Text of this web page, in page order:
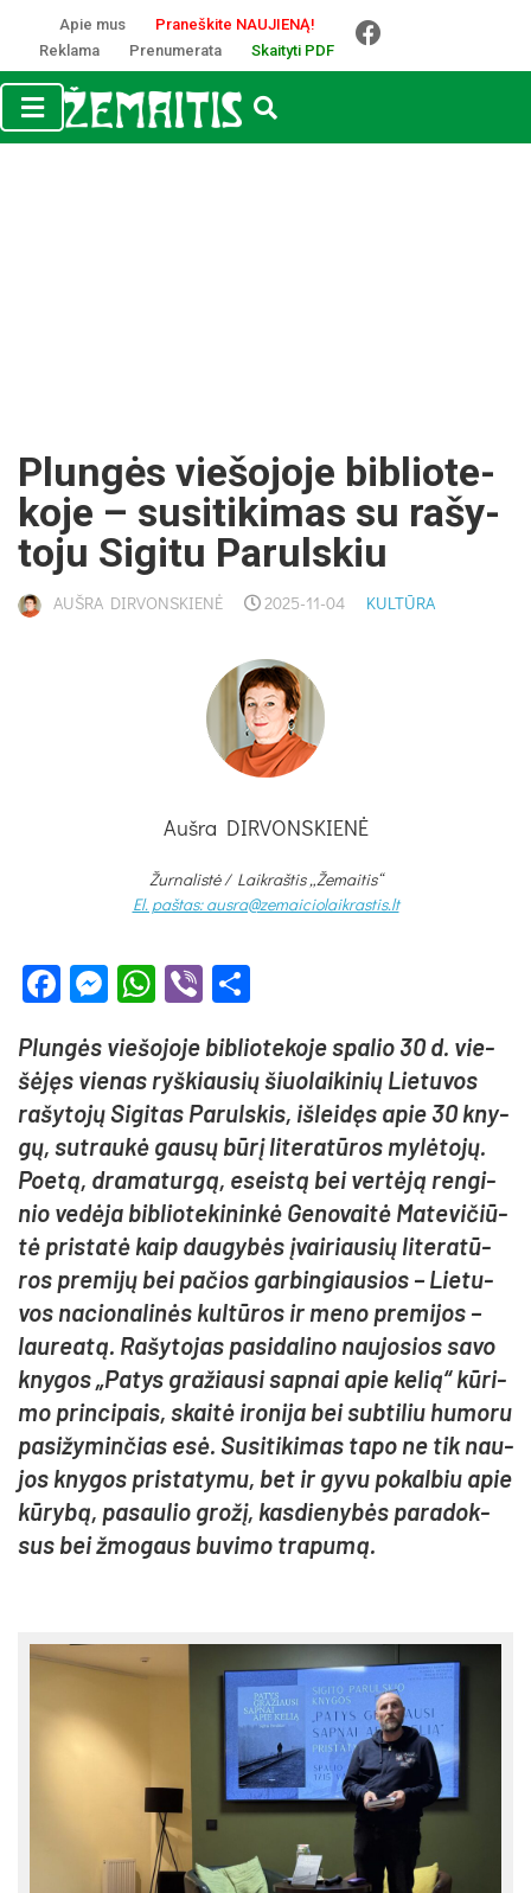
Apie mus
Praneškite NAUJIENĄ!
Reklama
Prenumerata Skaityti PDF
Plun­gės vie­šo­jo­je bib­lio­te­
ko­je – su­si­ti­ki­mas su ra­šy­
to­ju Si­gi­tu Pa­ruls­kiu
AUŠRA DIRVONSKIENĖ 2025-11-04 KULTŪRA
Aušra DIRVONSKIENĖ
Žurnalistė / Laikraštis „Žemaitis“
El. paštas: ausra@zemaiciolaikrastis.lt
Facebook
Messenger
WhatsApp
Viber
Plun­gės vie­šo­jo­je bib­lio­te­ko­je spa­lio 30 d. vie­
šė­jęs vie­nas ryš­kiau­sių šiuo­lai­ki­nių Lie­tu­vos
ra­šy­to­jų Si­gi­tas Pa­ruls­kis, iš­lei­dęs apie 30 kny­
gų, su­trau­kė gau­sų bū­rį li­te­ra­tū­ros my­lė­to­jų.
Poe­tą, dra­ma­tur­gą, eseis­tą bei ver­tė­ją ren­gi­
nio ve­dė­ja bib­lio­te­ki­nin­kė Ge­no­vai­tė Ma­te­vi­čiū­
tė pri­sta­tė kaip dau­gy­bės įvai­riau­sių li­te­ra­tū­
ros pre­mi­jų bei pa­čios gar­bin­giau­sios – Lie­tu­
vos na­cio­na­li­nės kul­tū­ros ir me­no pre­mi­jos –
lau­rea­tą. Ra­šy­to­jas pa­si­da­li­no nau­jo­sios sa­vo
kny­gos „Pa­tys gra­žiau­si sap­nai apie ke­lią“ kū­ri­
mo prin­ci­pais, skai­tė iro­ni­ja bei su­bti­liu hu­mo­ru
pa­si­žy­min­čias esė. Su­si­ti­ki­mas ta­po ne tik nau­
jos kny­gos pri­sta­ty­mu, bet ir gy­vu po­kal­biu apie
kū­ry­bą, pa­sau­lio gro­žį, kas­die­ny­bės pa­ra­dok­
sus bei žmo­gaus bu­vi­mo tra­pu­mą.